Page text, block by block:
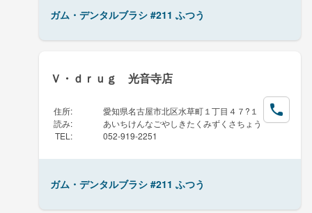
ガム・デンタルブラシ #211 ふつう
Ｖ・ｄｒｕｇ 光音寺店
住所:
愛知県名古屋市北区水草町１丁目４７?１
読み:
あいちけんなごやしきたくみずくさちょう
TEL : 052-919-2251
ガム・デンタルブラシ #211 ふつう